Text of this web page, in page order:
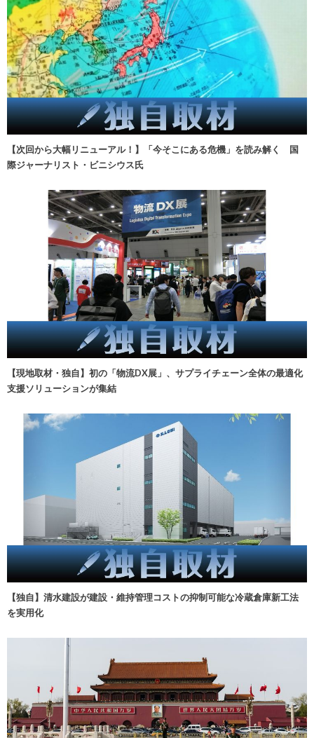
【次回から大幅リニューアル！】「今そこにある危機」を読み解く 国
際ジャーナリスト・ビニシウス氏
【現地取材・独自】初の「物流DX展」、サプライチェーン全体の最適化
支援ソリューションが集結
【独自】清水建設が建設・維持管理コストの抑制可能な冷蔵倉庫新工法
を実用化